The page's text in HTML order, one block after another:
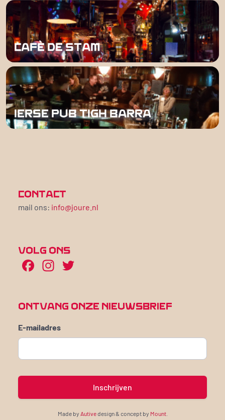
CAFÉ DE STAM
IERSE PUB TIGH BARRA
CONTACT
mail ons: info@joure.nl
VOLG ONS
Facebook
Instagram
ONTVANG ONZE NIEUWSBRIEF
E-mailadres
Made by Autivedesign & concept by Mount.